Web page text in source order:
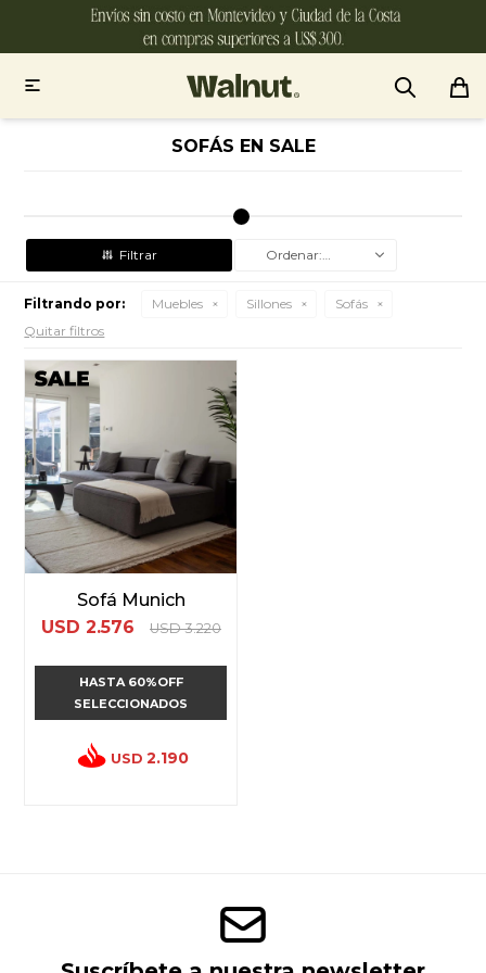

SOFÁS EN SALE
Recomendados
Filtrando por: Muebles Sillones
Sofás
Quitar filtros
Sofá Munich
USD 2.576 USD 3.220
HASTA 60%OFF
SELECCIONADOS
USD 2.190